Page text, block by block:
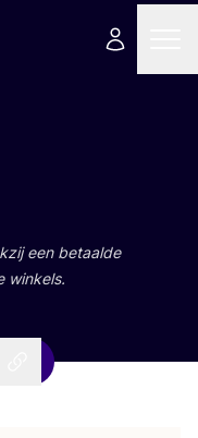
een betaal­de
winkels.